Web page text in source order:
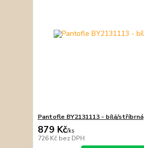
Pantofle BY2131113 - bílá/stříbrná
879 Kč/ks
726 Kč bez DPH